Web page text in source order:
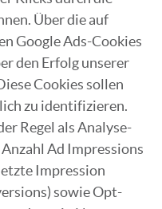
Über die auf
Google Ads-Cookies
den Erfolg unserer
Cookies sollen
zu identifizieren.
Regel als Analyse-
Ad Impressions
Impression
sowie Opt-